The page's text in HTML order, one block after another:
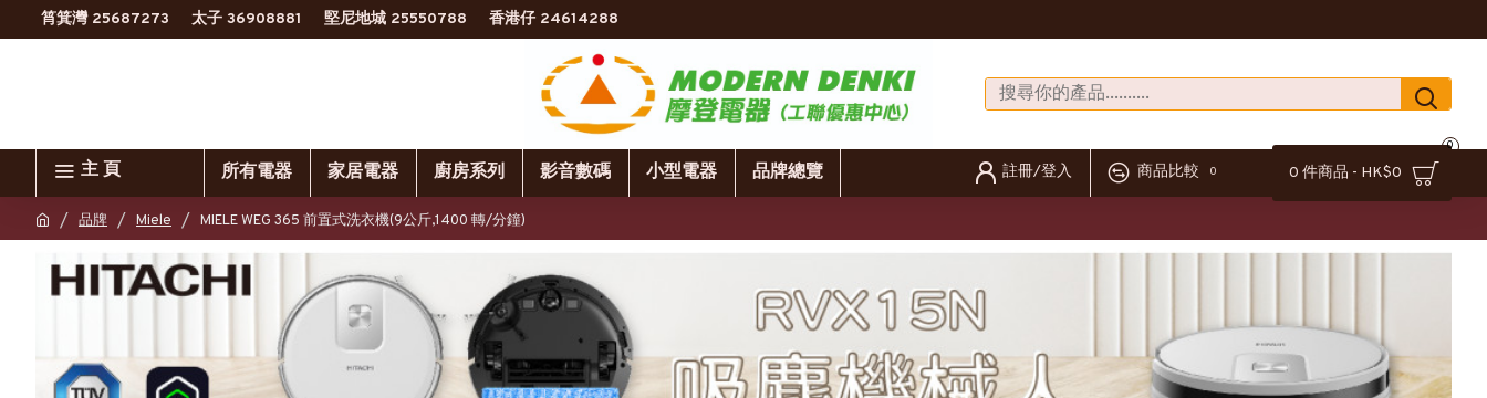
筲箕灣 25687273 太子 36908881 堅尼地城 25550788 香港仔 24614288
主 頁 所有電器 家居電器 廚房系列 影音數碼 小型電器 品牌總覽 註冊/登入 商品比較 0 0 件商品 - HK$0
0
品牌 Miele MIELE WEG 365 前置式洗衣機(9公斤,1400 轉/分鐘)